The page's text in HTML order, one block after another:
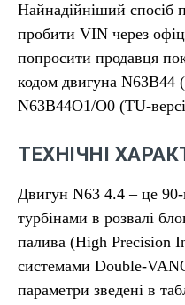
Найнадійніший спосіб
пробити VIN через
попросити продавця
кодом двигуна N63B44
N63B44O1/O0 (TU-
ТЕХНІЧНІ
Двигун N63 4.4 – це
турбінами в розвалі
палива (High Precision
системами Double-
параметри зведені в